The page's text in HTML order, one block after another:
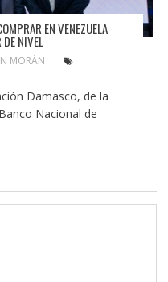
EN VENEZUELA
DE NIVEL
MORÁN
Damasco, de la
Nacional de